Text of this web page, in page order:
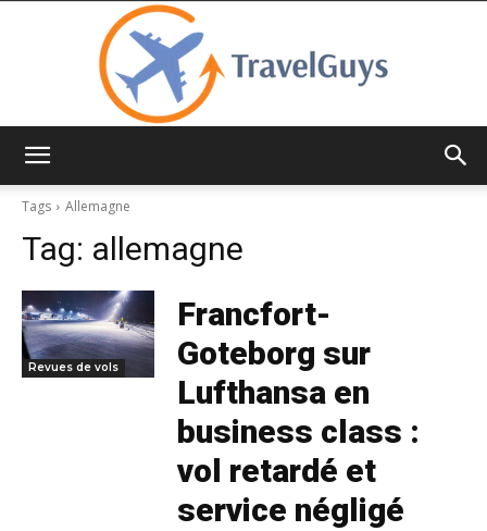
Tags
Allemagne
Tag: allemagne
Revues de vols
Francfort-
Goteborg sur
Lufthansa en
business class :
vol retardé et
service négligé